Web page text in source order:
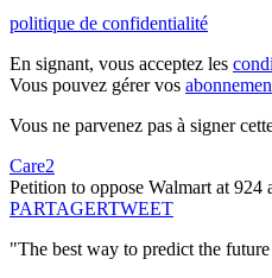
politique de confidentialité
En signant, vous acceptez les
Vous pouvez gérer vos
Vous ne parvenez pas à signer
Care2
Petition to oppose Walmart at 924
PARTAGERTWEET
"The best way to predict the